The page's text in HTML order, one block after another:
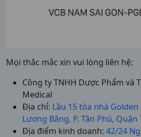
Mọi thắc mắc xin vui lòng liên hệ:
Công ty TNHH Dược Phẩm và
Medical
Địa chỉ: Lầu 15 tòa nhà
Lương Bằng, P. Tân Phú, Quận
Địa điểm kinh doanh: 42/24